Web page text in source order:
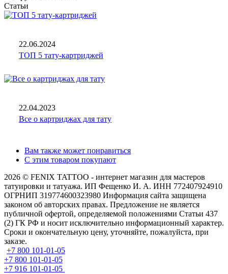
Статьи
22.06.2024
ТОП 5 тату-картриджей
22.04.2023
Все о картриджах для тату
Вам также может понравиться
С этим товаром покупают
2026 © FENIX TATTOO - интернет магазин для мастеров
татуировки и татуажа. ИП Фещенко И. А. ИНН 772407924910
ОГРНИП 319774600323980 Информация сайта защищена
законом об авторских правах. Предложение не является
публичной офертой, определяемой положениями Статьи 437
(2) ГК РФ и носит исключительно информационный характер.
Сроки и окончательную цену, уточняйте, пожалуйста, при
заказе.
+7 800 101-01-05
+7 800 101-01-05
+7 916 101-01-05